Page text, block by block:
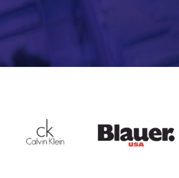
CALVIN KLEIN